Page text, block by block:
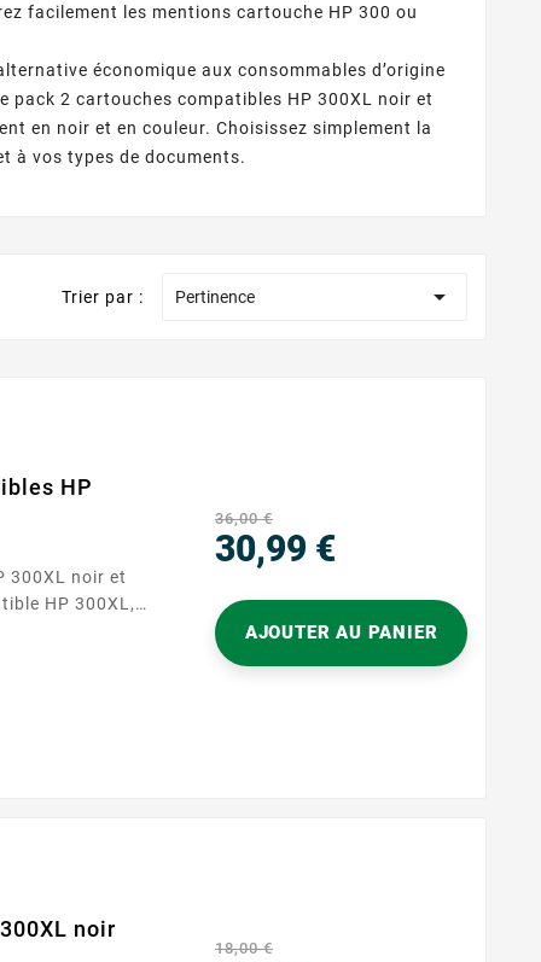
facilement les mentions cartouche HP 300 ou
économique aux consommables d’origine
pack 2 cartouches compatibles HP 300XL noir et
en noir et en couleur. Choisissez simplement la
à vos types de documents.
Trier par : Pertinence 
HP
300XL noir et
pour vos
deux
une noire et une
36,00 €
30,99 €
AJOUTER AU PANIER
noir
18,00 €